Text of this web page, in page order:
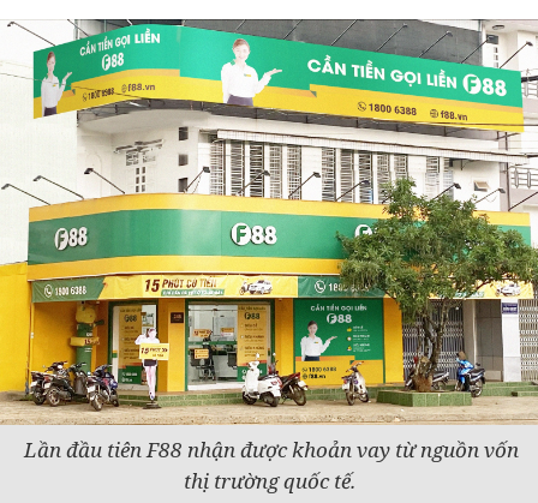
Lần đầu tiên F88 nhận được khoản vay từ nguồn vốn
thị trường quốc tế.